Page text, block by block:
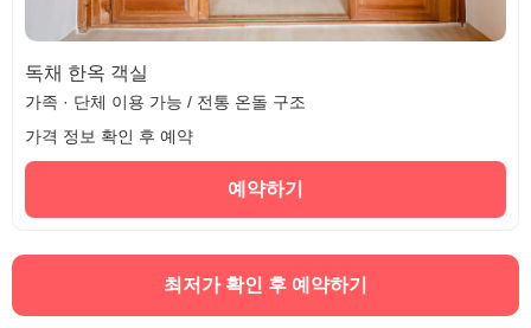
독채 한옥 객실
가족 · 단체 이용 가능 / 전통 온돌 구조
가격 정보 확인 후 예약
예약하기
최저가 확인 후 예약하기